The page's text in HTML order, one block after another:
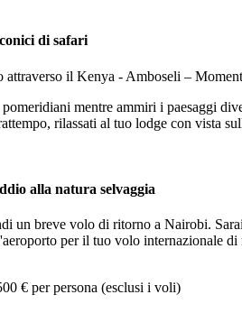
di safari
mentre ammiri i paesaggi
rilassati al tuo lodge con vista
alla natura selvaggia
un breve volo di ritorno a Nairobi.
per il tuo volo internazionale di
€ per persona (esclusi i voli)